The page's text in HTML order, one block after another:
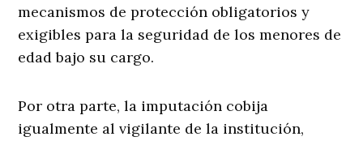
mecanismos de protección obligatorios y
exigibles para la seguridad de los menores de
edad bajo su cargo.
Por otra parte, la imputación cobija
igualmente al vigilante de la institución,